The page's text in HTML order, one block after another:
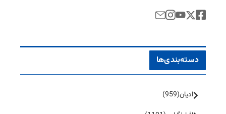
دسته‌بندی‌ها
ادیان(959)